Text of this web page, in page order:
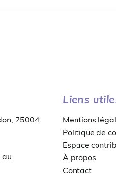
75004
au
Liens
Mentions
Politique de
Espace
À propos
Contact